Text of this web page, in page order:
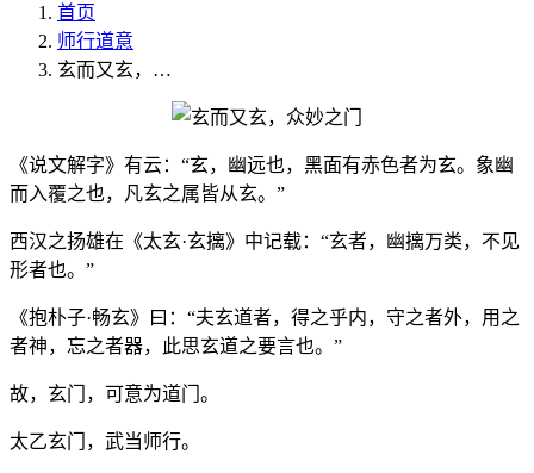
首页
师行道意
玄而又玄，…
《说文解字》有云：“玄，幽远也，黑面有赤色者为玄。象幽
而入覆之也，凡玄之属皆从玄。”
西汉之扬雄在《太玄·玄摛》中记载：“玄者，幽摛万类，不见
形者也。”
《抱朴子·畅玄》曰：“夫玄道者，得之乎内，守之者外，用之
者神，忘之者器，此思玄道之要言也。”
故，玄门，可意为道门。
太乙玄门，武当师行。